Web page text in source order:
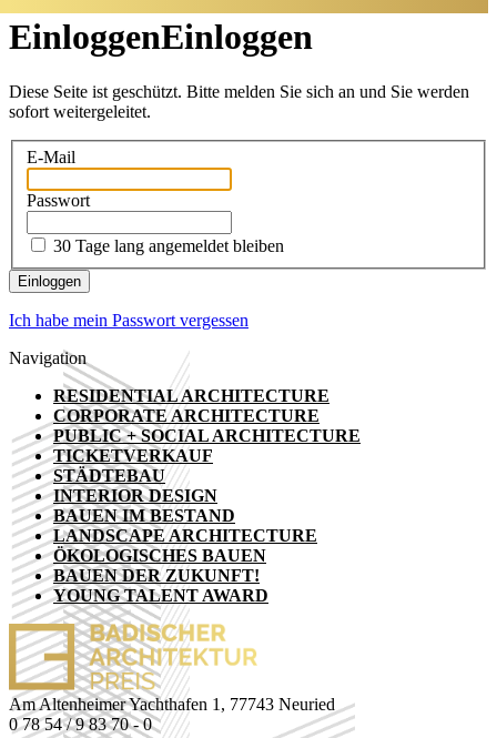
EinloggenEinloggen
Diese Seite ist geschützt. Bitte melden Sie sich an und Sie werden
sofort weitergeleitet.
E-Mail
Passwort
30 Tage lang angemeldet bleiben
Ich habe mein Passwort vergessen
Navigation
RESIDENTIAL ARCHITECTURE
CORPORATE ARCHITECTURE
PUBLIC + SOCIAL ARCHITECTURE
TICKETVERKAUF
STÄDTEBAU
INTERIOR DESIGN
BAUEN IM BESTAND
LANDSCAPE ARCHITECTURE
ÖKOLOGISCHES BAUEN
BAUEN DER ZUKUNFT!
YOUNG TALENT AWARD
Am Altenheimer Yachthafen 1, 77743 Neuried
0 78 54 / 9 83 70 - 0